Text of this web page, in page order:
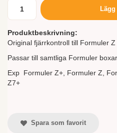
Produktbeskrivning:
Original fjärrkontroll till Formuler
Passar till samtliga Formuler
Exp Formuler Z+, Formuler Z,
Z7+
Spara som favorit